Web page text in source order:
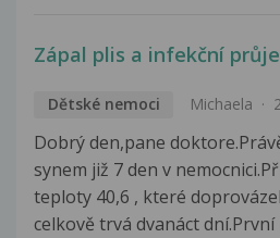
Zápal plis a infekční
Dětské nemoci Michaela
Dobrý den,pane
synem již 7 den v
teploty 40,6 , které
celkově trvá dvanáct